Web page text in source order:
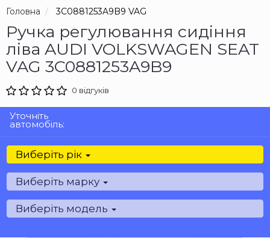
Головна 3C0881253A9B9 VAG
Ручка регулювання сидіння
ліва AUDI VOLKSWAGEN SEAT
VAG 3C0881253A9B9
0 відгуків
Уточніть
автомобіль:
Виберіть рік
Виберіть марку
Виберіть модель